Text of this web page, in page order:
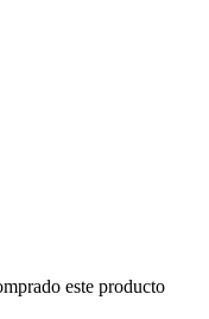
este producto